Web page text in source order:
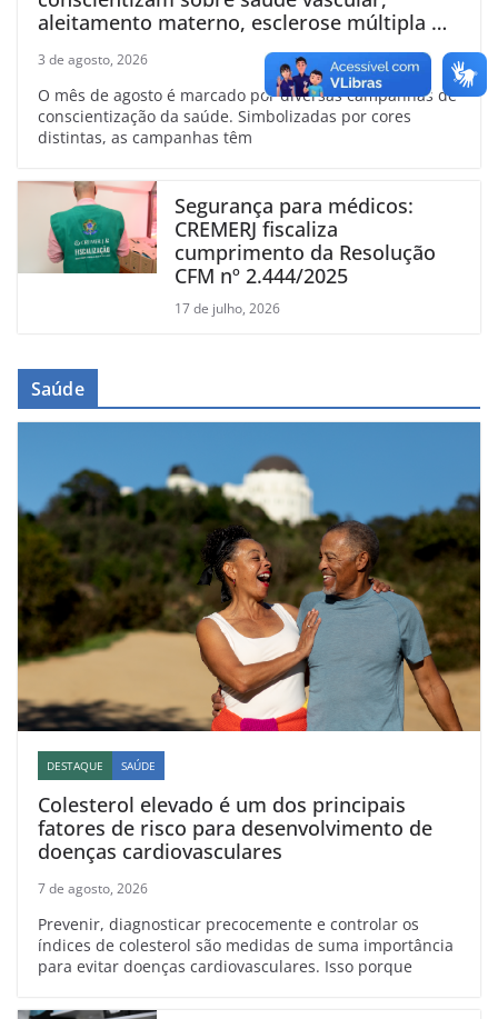
aleitamento materno, esclerose múltipla e
3 de agosto, 2026
O mês de agosto é marcado por diversas campanhas de
conscientização da saúde. Simbolizadas por cores
distintas, as campanhas têm
Segurança para médicos:
CREMERJ fiscaliza
cumprimento da Resolução
CFM nº 2.444/2025
17 de julho, 2026
Saúde
DESTAQUE SAÚDE
Colesterol elevado é um dos principais
fatores de risco para desenvolvimento de
doenças cardiovasculares
7 de agosto, 2026
Prevenir, diagnosticar precocemente e controlar os
índices de colesterol são medidas de suma importância
para evitar doenças cardiovasculares. Isso porque